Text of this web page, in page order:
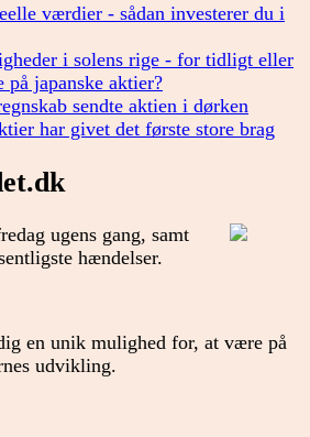
værdier - sådan investerer du i
i solens rige - for tidligt eller
på japanske aktier?
sendte aktien i dørken
har givet det første store brag
ugens gang, samt
hændelser.
en unik mulighed for, at være på
udvikling.